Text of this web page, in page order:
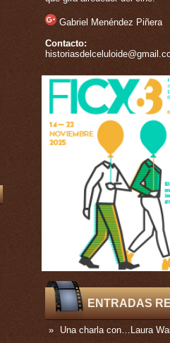
Gabriel Menéndez Piñera
Contacto:
ENTRADAS
Una charla con…Laura